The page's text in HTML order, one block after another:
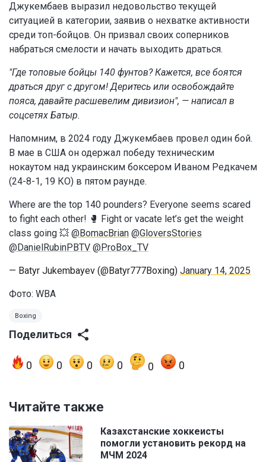
Джукембаев выразил недовольство текущей
ситуацией в категории, заявив о нехватке активности
среди топ-бойцов. Он призвал своих соперников
набраться смелости и начать выходить драться.
"Где топовые бойцы 140 фунтов? Кажется, все боятся
драться друг с другом! Деритесь или освобождайте
пояса, давайте расшевелим дивизион", — написал в
соцсетях Батыр.
Напомним, в 2024 году Джукембаев провел один бой.
В мае в США он одержал победу техническим
нокаутом над украинским боксером Иваном Редкачем
(24-8-1, 19 КО) в пятом раунде.
Where are the top 140 pounders? Everyone seems scared
to fight each other! 🥊 Fight or vacate let’s get the weight
class going 💥 @BomacBrian @GloversStories
@DanielRubinPBTV @ProBox_TV
— Batyr Jukembayev (@Batyr777Boxing) January 14, 2025
Фото: WBA
Boxing
Поделиться
0 0 0 0 0 0
Читайте также
Казахстанские хоккеисты
помогли установить рекорд на
МЧМ 2024